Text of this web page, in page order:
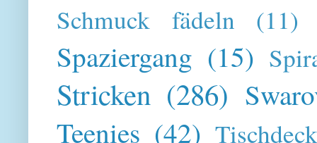
Schmuck fädeln (11)
Spaziergang (15)
Stricken (286)
Teenies (42)